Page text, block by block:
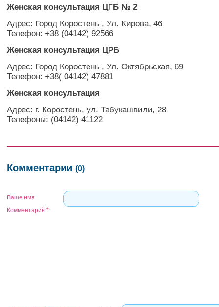
Женская консультация ЦГБ № 2
Адрес: Город Коростень , Ул. Кирова, 46
Телефон: +38 (04142) 92566
Женская консультация ЦРБ
Адрес: Город Коростень , Ул. Октябрьская, 69
Телефон: +38( 04142) 47881
Женская консультация
Адрес: г. Коростень, ул. Табукашвили, 28
Телефоны: (04142) 41122
Комментарии (0)
Ваше имя
Комментарий *